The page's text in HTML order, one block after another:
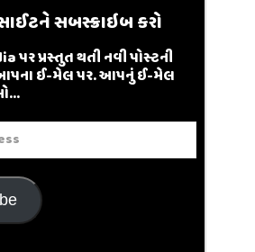
સબસ્ક્રાઇબ કરો
પર પ્રસ્તુત થતી નવી પોસ્ટની
ઈ-મેલ પર. આપનું ઈ-મેલ